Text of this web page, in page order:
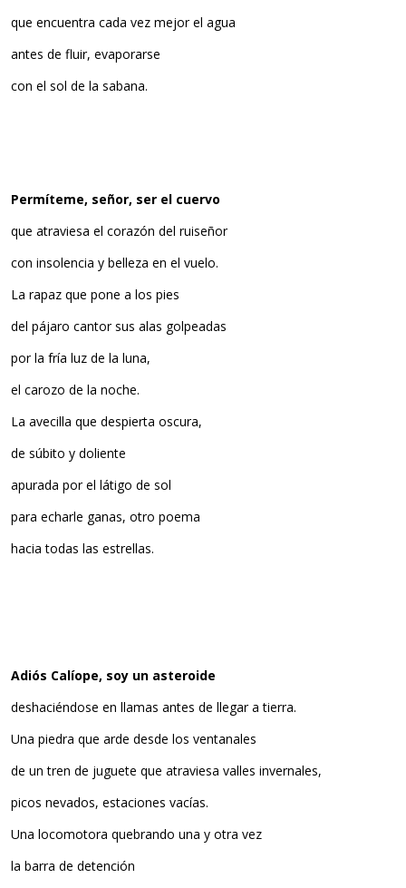
que encuentra cada vez mejor el agua
antes de fluir, evaporarse
con el sol de la sabana.
Permíteme, señor, ser el cuervo
que atraviesa el corazón del ruiseñor
con insolencia y belleza en el vuelo.
La rapaz que pone a los pies
del pájaro cantor sus alas golpeadas
por la fría luz de la luna,
el carozo de la noche.
La avecilla que despierta oscura,
de súbito y doliente
apurada por el látigo de sol
para echarle ganas, otro poema
hacia todas las estrellas.
Adiós Calíope, soy un asteroide
deshaciéndose en llamas antes de llegar a tierra.
Una piedra que arde desde los ventanales
de un tren de juguete que atraviesa valles invernales,
picos nevados, estaciones vacías.
Una locomotora quebrando una y otra vez
la barra de detención